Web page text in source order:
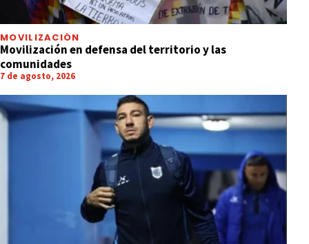
INTERNACIONALES
Una pitón de 7 metros mató y tragó
entero a un hombre que volvía de una
MOVILIZACIÓN
Movilización en defensa del territorio y las
comunidades
7 de agosto, 2026